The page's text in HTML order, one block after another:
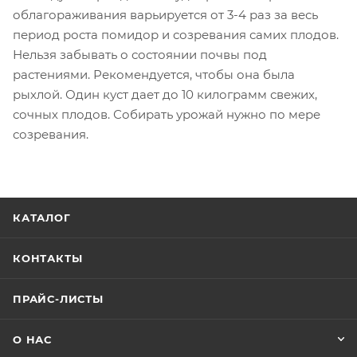
облагораживания варьируется от 3-4 раз за весь
период роста помидор и созревания самих плодов.
Нельзя забывать о состоянии почвы под
растениями. Рекомендуется, чтобы она была
рыхлой. Один куст дает до 10 килограмм свежих,
сочных плодов. Собирать урожай нужно по мере
созревания.
КАТАЛОГ
КОНТАКТЫ
ПРАЙС-ЛИСТЫ
О НАС